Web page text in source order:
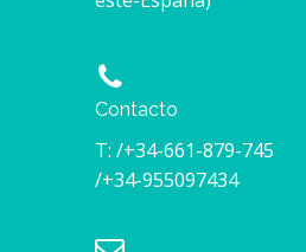
Contacto
T: /+34-661-879-745
/+34-955097434